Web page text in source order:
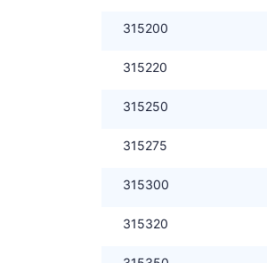
315200
315220
315250
315275
315300
315320